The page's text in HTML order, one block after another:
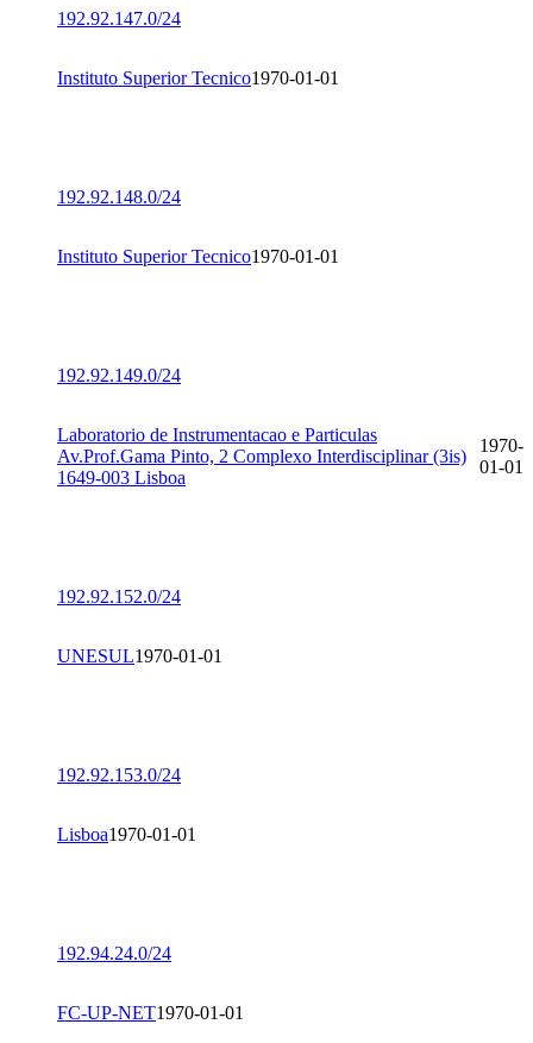
192.92.147.0/24
Instituto Superior Tecnico1970-01-01
192.92.148.0/24
Instituto Superior Tecnico1970-01-01
192.92.149.0/24
Laboratorio de Instrumentacao e Particulas
Av.Prof.Gama Pinto, 2 Complexo Interdisciplinar (3is)
1649-003 Lisboa
1970-
01-01
192.92.152.0/24
UNESUL1970-01-01
192.92.153.0/24
Lisboa1970-01-01
192.94.24.0/24
FC-UP-NET1970-01-01